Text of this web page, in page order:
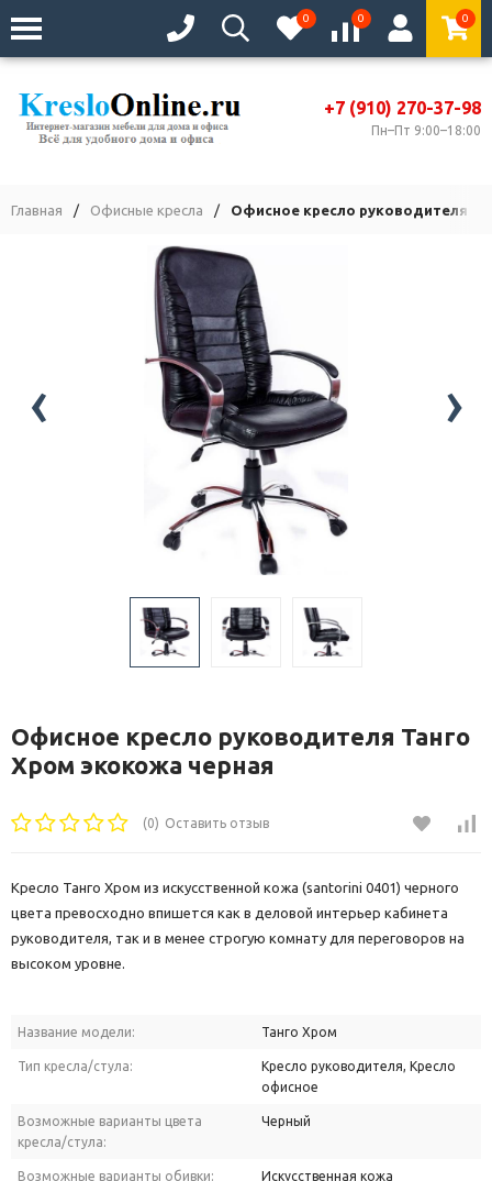
0 0 0
+7 (910) 270-37-98
Пн–Пт 9:00–18:00
Главная / Офисные кресла / Офисное кресло руководителя
‹ ›
Офисное кресло руководителя Танго
Хром экокожа черная
(0) Оставить отзыв
Кресло Танго Хром из искусственной кожа (santorini 0401) черного
цвета превосходно впишется как в деловой интерьер кабинета
руководителя, так и в менее строгую комнату для переговоров на
высоком уровне.
Название модели: Танго Хром
Тип кресла/стула:
Кресло руководителя, Кресло
офисное
Возможные варианты цвета
кресла/стула:
Черный
Возможные варианты обивки: Искусственная кожа